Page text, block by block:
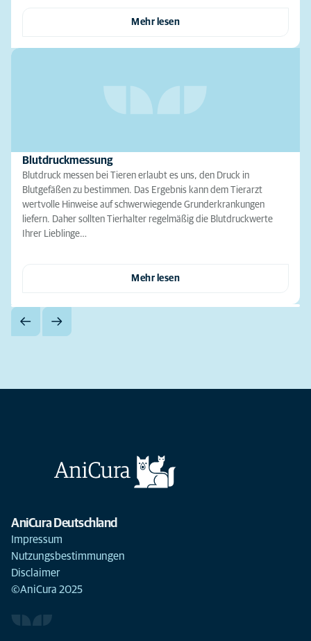
Mehr lesen
Blutdruckmessung
Blutdruck messen bei Tieren erlaubt es uns, den Druck in
Blutgefäßen zu bestimmen. Das Ergebnis kann dem Tierarzt
wertvolle Hinweise auf schwerwiegende Grunderkrankungen
liefern. Daher sollten Tierhalter regelmäßig die Blutdruckwerte
Ihrer Lieblinge…
Mehr lesen
AniCura Deutschland
Impressum
Nutzungsbestimmungen
Disclaimer
©AniCura 2025